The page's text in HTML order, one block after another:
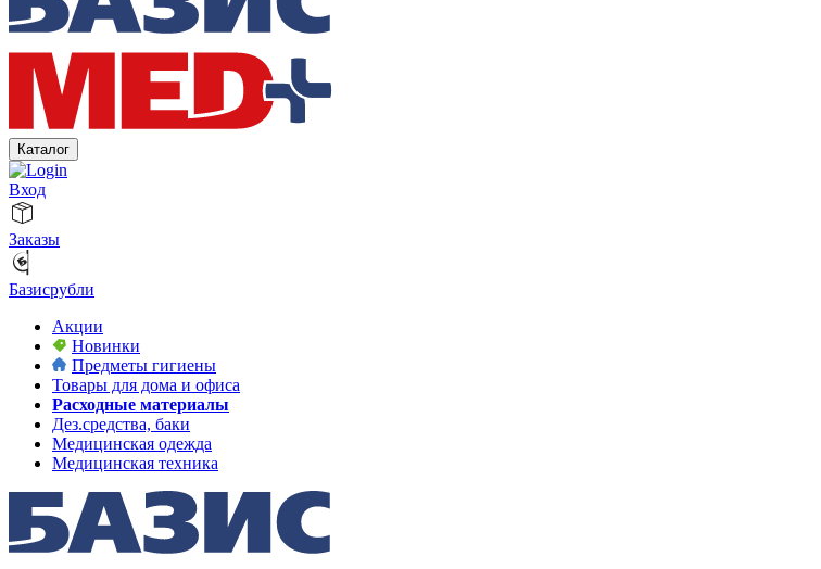
Каталог
Вход
Заказы
Базисрубли
Акции
Новинки
Предметы гигиены
Товары для дома и офиса
Расходные материалы
Дез.средства, баки
Медицинская одежда
Медицинская техника